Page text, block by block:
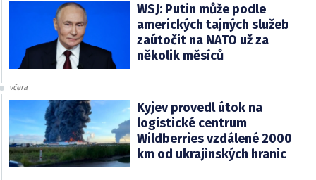
WSJ: Putin může podle
amerických tajných služeb
zaútočit na NATO už za
několik měsíců
včera
Kyjev provedl útok na
logistické centrum
Wildberries vzdálené 2000
km od ukrajinských hranic